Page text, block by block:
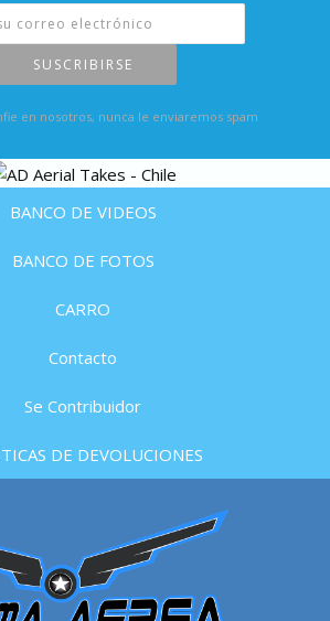
SUSCRIBIRSE
en nosotros, nunca le enviaremos spam
BANCO DE VIDEOS
BANCO DE FOTOS
CARRO
Contacto
Se Contribuidor
DE DEVOLUCIONES